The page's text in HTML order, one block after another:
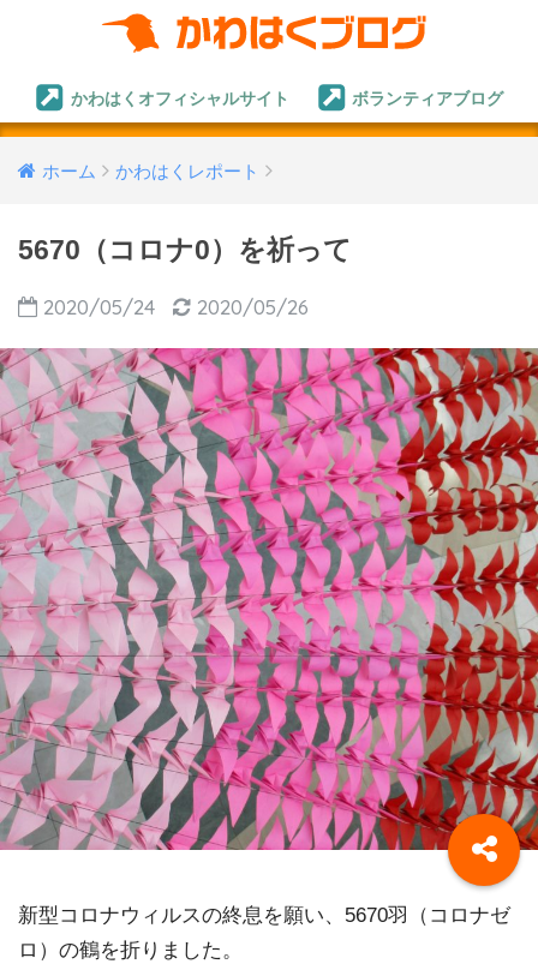
かわはくオフィシャルサイト ボランティアブログ
ホーム かわはくレポート
5670（コロナ0）を祈って
2020/05/24 2020/05/26
新型コロナウィルスの終息を願い、5670羽（コロナゼ
ロ）の鶴を折りました。